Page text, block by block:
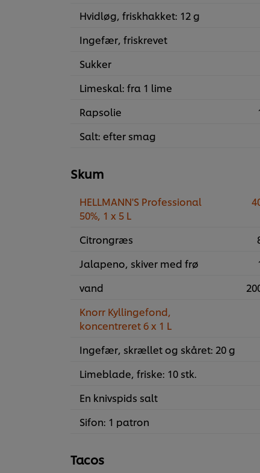
Hvidløg, friskhakket: 12 g
Ingefær, friskrevet
Sukker
Limeskal: fra 1 lime
Rapsolie
Salt: efter smag
Skum
HELLMANN'S Professional
50%, 1 x 5 L
Citrongræs
Jalapeno, skiver med frø
vand
Knorr Kyllingefond,
koncentreret 6 x 1 L
Ingefær, skrællet og skåret: 20 g
Limeblade, friske: 10 stk.
En knivspids salt
Sifon: 1 patron
Tacos